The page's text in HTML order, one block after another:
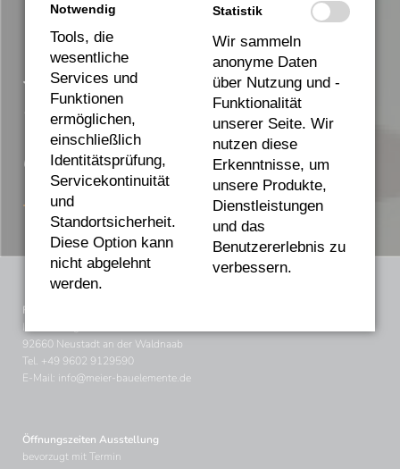
Welches Neu- oder
Sanierungsprojekt dürfen
wir für Sie planen und
umsetzen?
Rufen Sie uns an – Tel.
+49 9602 9129590
Firmensitz und Ausstellung
Im Wiesengrund 4
92660 Neustadt an der Waldnaab
Tel. +49 9602 9129590
E-Mail: info@meier-bauelemente.de
Öffnungszeiten Ausstellung
bevorzugt mit Termin
Notwendig
Tools, die
wesentliche
Services und
Funktionen
ermöglichen,
einschließlich
Identitätsprüfung,
Servicekontinuität
und
Standortsicherheit.
Diese Option kann
nicht abgelehnt
werden.
Statistik
Wir sammeln
anonyme Daten
über Nutzung und -
Funktionalität
unserer Seite. Wir
nutzen diese
Erkenntnisse, um
unsere Produkte,
Dienstleistungen
und das
Benutzererlebnis zu
verbessern.